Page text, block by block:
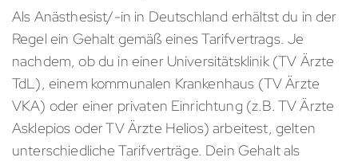
Als Anästhesist/-in in Deutschland erhältst du in der
Regel ein Gehalt gemäß eines Tarifvertrags. Je
nachdem, ob du in einer Universitätsklinik (TV Ärzte
TdL), einem kommunalen Krankenhaus (TV Ärzte
VKA) oder einer privaten Einrichtung (z.B. TV Ärzte
Asklepios oder TV Ärzte Helios) arbeitest, gelten
unterschiedliche Tarifverträge. Dein Gehalt als